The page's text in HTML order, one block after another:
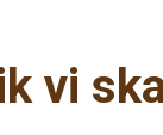
vi